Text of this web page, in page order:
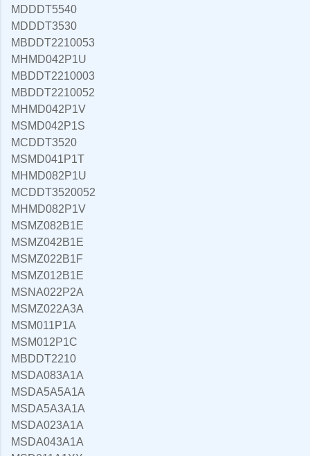
MDDDT5540
MDDDT3530
MBDDT2210053
MHMD042P1U
MBDDT2210003
MBDDT2210052
MHMD042P1V
MSMD042P1S
MCDDT3520
MSMD041P1T
MHMD082P1U
MCDDT3520052
MHMD082P1V
MSMZ082B1E
MSMZ042B1E
MSMZ022B1F
MSMZ012B1E
MSNA022P2A
MSMZ022A3A
MSM011P1A
MSM012P1C
MBDDT2210
MSDA083A1A
MSDA5A5A1A
MSDA5A3A1A
MSDA023A1A
MSDA043A1A